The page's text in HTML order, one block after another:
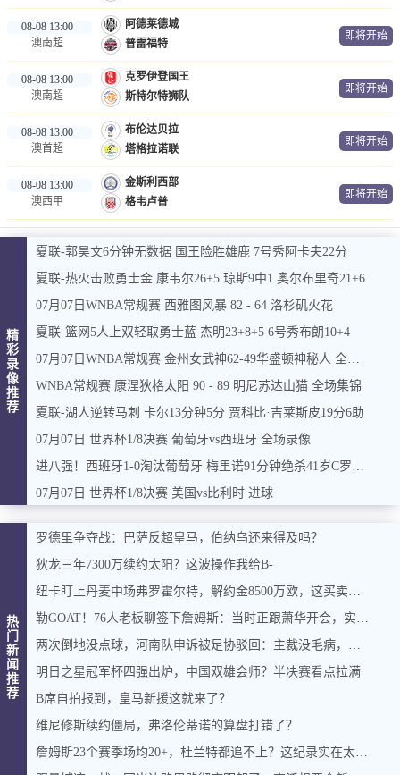
08-08 13:00
澳南超
阿德莱德城
普雷福特
即将开始
08-08 13:00
澳南超
克罗伊登国王
斯特尔特狮队
即将开始
08-08 13:00
澳首超
布伦达贝拉
塔格拉诺联
即将开始
08-08 13:00
澳西甲
金斯利西部
格韦卢普
即将开始
精
彩
录
像
推
荐
夏联-郭昊文6分钟无数据 国王险胜雄鹿 7号秀阿卡夫22分
夏联-热火击败勇士金 康韦尔26+5 琼斯9中1 奥尔布里奇21+6
07月07日WNBA常规赛 西雅图风暴 82 - 64 洛杉矶火花
夏联-篮网5人上双轻取勇士蓝 杰明23+8+5 6号秀布朗10+4
07月07日WNBA常规赛 金州女武神62-49华盛顿神秘人 全场集锦
WNBA常规赛 康涅狄格太阳 90 - 89 明尼苏达山猫 全场集锦
夏联-湖人逆转马刺 卡尔13分钟5分 贾科比·吉莱斯皮19分6助
07月07日 世界杯1/8决赛 葡萄牙vs西班牙 全场录像
进八强！西班牙1-0淘汰葡萄牙 梅里诺91分钟绝杀41岁C罗最后一舞
07月07日 世界杯1/8决赛 美国vs比利时 进球
热
门
新
闻
推
荐
罗德里争夺战：巴萨反超皇马，伯纳乌还来得及吗？
狄龙三年7300万续约太阳？这波操作我给B-
纽卡盯上丹麦中场弗罗霍尔特，解约金8500万欧，这买卖能成吗？
勒GOAT！76人老板聊签下詹姆斯：当时正跟萧华开会，实在憋不住，直接打断走人
两次倒地没点球，河南队申诉被足协驳回：主裁没毛病，英博没占便宜
明日之星冠军杯四强出炉，中国双雄会师？半决赛看点拉满
B席自拍报到，皇马新援这就来了？
维尼修斯续约僵局，弗洛伦蒂诺的算盘打错了？
詹姆斯23个赛季场均20+，杜兰特都追不上？这纪录实在太硬了